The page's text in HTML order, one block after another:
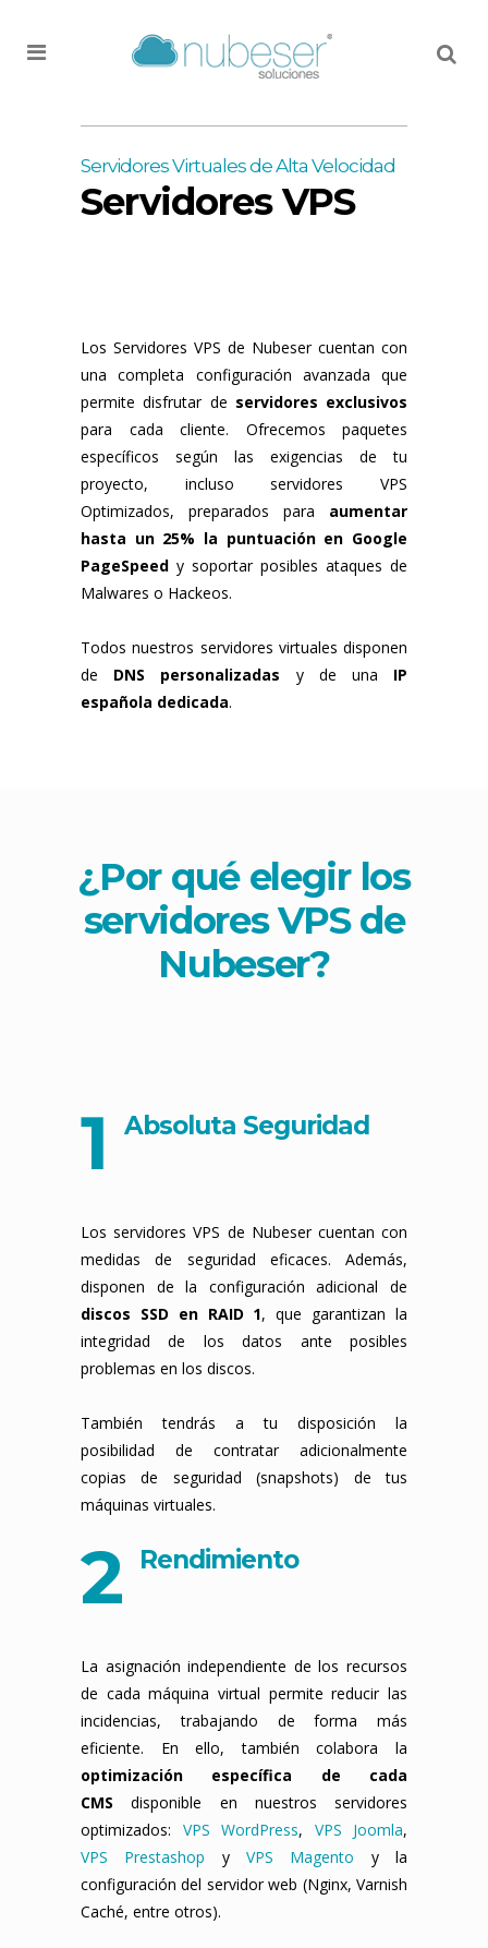
Servidores Virtuales de Alta Velocidad
Servidores VPS
Los Servidores VPS de Nubeser cuentan con
una completa configuración avanzada que
permite disfrutar de servidores exclusivos
para cada cliente. Ofrecemos paquetes
específicos según las exigencias de tu
proyecto, incluso servidores VPS
Optimizados, preparados para aumentar
hasta un 25% la puntuación en Google
PageSpeed y soportar posibles ataques de
Malwares o Hackeos.
Todos nuestros servidores virtuales disponen
de DNS personalizadas y de una IP
española dedicada.
¿Por qué elegir los
servidores VPSde
Nubeser?
1 Absoluta Seguridad
Los servidores VPS de Nubeser cuentan con
medidas de seguridad eficaces. Además,
disponen de la configuración adicional de
discos SSD en RAID 1, que garantizan la
integridad de los datos ante posibles
problemas en los discos.
También tendrás a tu disposición la
posibilidad de contratar adicionalmente
copias de seguridad (snapshots) de tus
máquinas virtuales.
2 Rendimiento
La asignación independiente de los recursos
de cada máquina virtual permite reducir las
incidencias, trabajando de forma más
eficiente. En ello, también colabora la
optimización específica de cada
CMS disponible en nuestros servidores
optimizados: VPS WordPress, VPS Joomla,
VPS Prestashop yVPS Magento y la
configuración del servidor web (Nginx, Varnish
Caché, entre otros).